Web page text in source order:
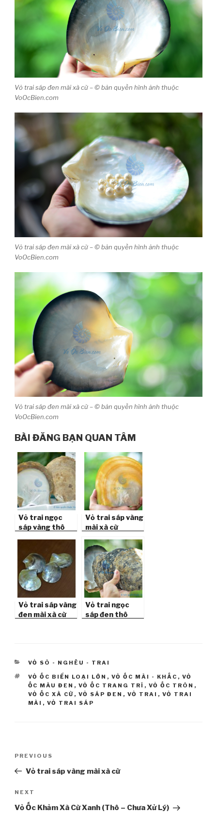
Vỏ trai sáp đen mài xà cừ – © bản quyền hình ảnh thuộc
VoOcBien.com
Vỏ trai sáp đen mài xà cừ – © bản quyền hình ảnh thuộc
VoOcBien.com
Vỏ trai sáp đen mài xà cừ – © bản quyền hình ảnh thuộc
VoOcBien.com
BÀI ĐĂNG BẠN QUAN TÂM
Vỏ trai ngọc
sáp vàng thô
Vỏ trai sáp vàng
mài xà cừ
Vỏ trai sáp vàng
đen mài xà cừ
Vỏ trai ngọc
sáp đen thô
CATEGORIES
VỎ SÒ - NGHÊU - TRAI
TAGS
VỎ ỐC BIỂN LOẠI LỚN , VỎ ỐC MÀI - KHẮC , VỎ
ỐC MÀU ĐEN , VỎ ỐC TRANG TRÍ , VỎ ỐC TRÒN ,
VỎ ỐC XÀ CỪ , VỎ SÁP ĐEN , VỎ TRAI , VỎ TRAI
MÀI , VỎ TRAI SÁP
Previous
Post
PREVIOUS
Vỏ trai sáp vàng mài xà cừ
Next
Post
NEXT
Vỏ Ốc Khảm Xà Cừ Xanh (Thô – Chưa Xử Lý)